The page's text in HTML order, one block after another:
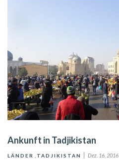
Ankunft in Tadjikistan
LÄNDER TADJIKISTAN Dez. 16, 2016